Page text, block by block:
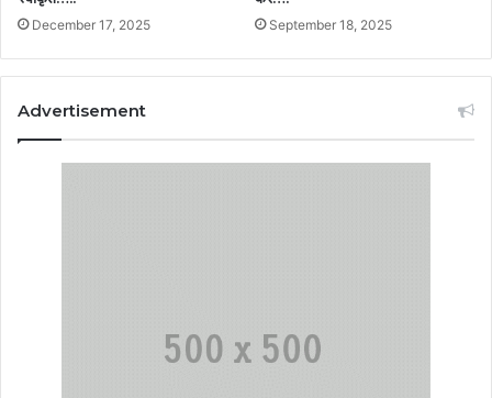
December 17, 2025 September 18, 2025
Advertisement